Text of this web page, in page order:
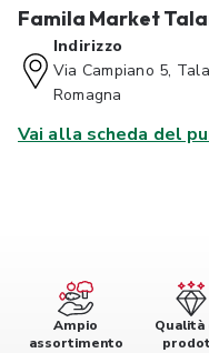
Famila Market
Indirizzo
Via Campiano 5,
Romagna
Vai alla scheda del
Ampio
assortimento
Qualità